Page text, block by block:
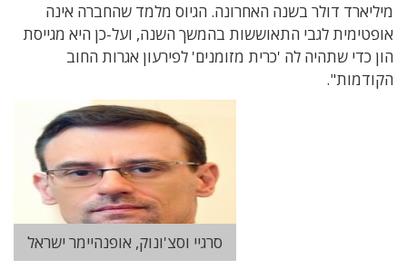
מיליארד דולר בשנה האחרונה. הגיוס מלמד שהחברה אינה
אופטימית לגבי התאוששות בהמשך השנה, ועל-כן היא מגייסת
הון כדי שתהיה לה 'כרית מזומנים' לפירעון אגרות החוב
הקודמות".
סרגיי וסצ'ונוק, אופנהיימר ישראל